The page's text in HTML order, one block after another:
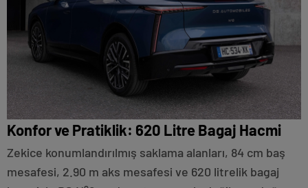
Konfor ve Pratiklik: 620 Litre Bagaj Hacmi
Zekice konumlandırılmış saklama alanları, 84 cm baş
mesafesi, 2.90 m aks mesafesi ve 620 litrelik bagaj